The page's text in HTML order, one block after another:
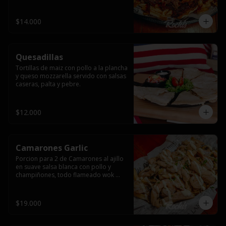
$14.000
Quesadillas
Tortillas de maiz con pollo a la plancha
y queso mozzarella servido con salsas
caseras, palta y pebre.
$12.000
Camarones Garlic
Porcion para 2 de Camarones al ajillo
en suave salsa blanca con pollo y
champiñones, todo flameado wok
$19.000